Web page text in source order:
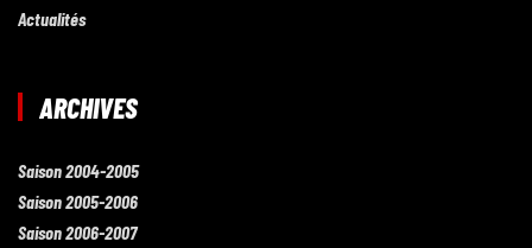
Actualités
ARCHIVES
Saison 2004-2005
Saison 2005-2006
Saison 2006-2007